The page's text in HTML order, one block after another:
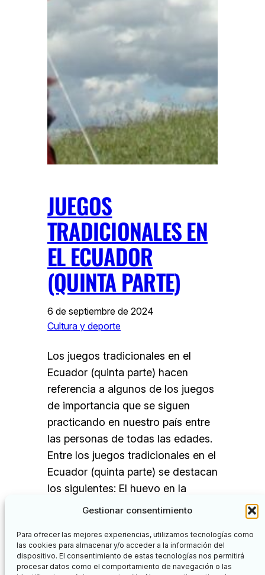
Gestionar consentimiento
Para ofrecer las mejores experiencias, utilizamos tecnologías como
las cookies para almacenar y/o acceder a la información del
dispositivo. El consentimiento de estas tecnologías nos permitirá
procesar datos como el comportamiento de navegación o las
JUEGOS
TRADICIONALES EN
EL ECUADOR
(QUINTA PARTE)
6 de septiembre de 2024
Cultura y deporte
Los juegos tradicionales en el
Ecuador (quinta parte) hacen
referencia a algunos de los juegos
de importancia que se siguen
practicando en nuestro país entre
las personas de todas las edades.
Entre los juegos tradicionales en el
Ecuador (quinta parte) se destacan
los siguientes: El huevo en la
cuchara Es un juego muy